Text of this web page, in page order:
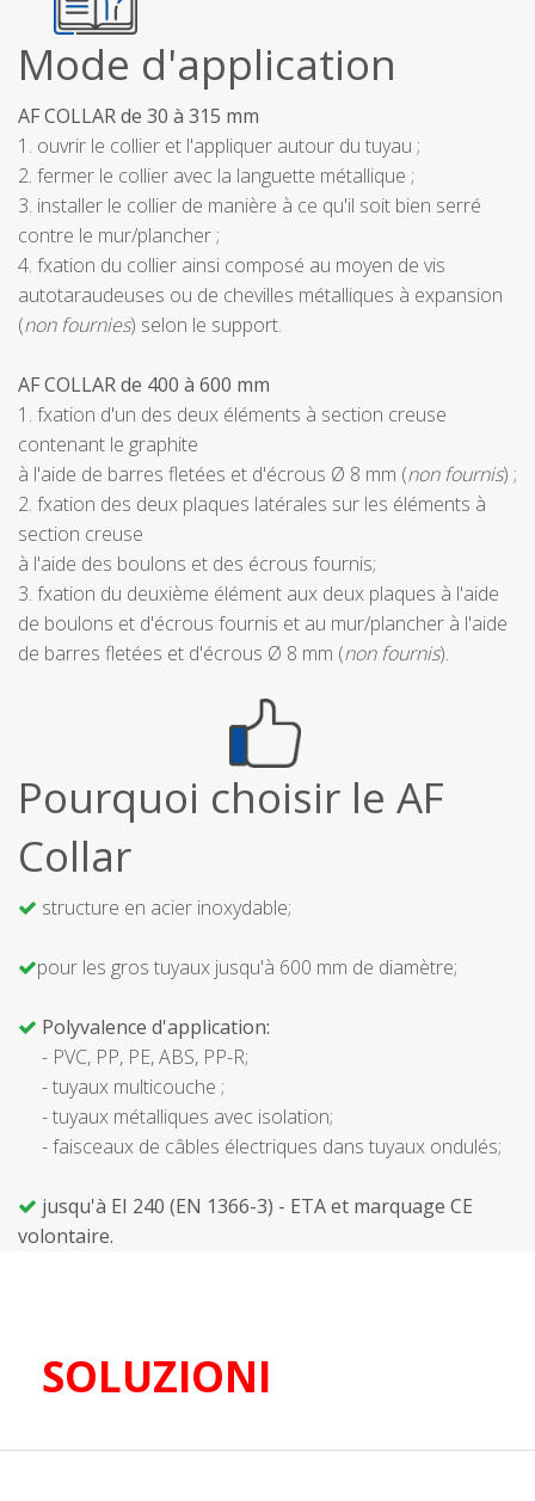
Mode d'application
AF COLLAR de 30 à 315 mm
1. ouvrir le collier et l'appliquer autour du tuyau ;
2. fermer le collier avec la languette métallique ;
3. installer le collier de manière à ce qu'il soit bien serré
contre le mur/plancher ;
4. fxation du collier ainsi composé au moyen de vis
autotaraudeuses ou de chevilles métalliques à expansion
(non fournies) selon le support.
AF COLLAR de 400 à 600 mm
1. fxation d'un des deux éléments à section creuse
contenant le graphite
à l'aide de barres fletées et d'écrous Ø 8 mm (non fournis) ;
2. fxation des deux plaques latérales sur les éléments à
section creuse
à l'aide des boulons et des écrous fournis;
3. fxation du deuxième élément aux deux plaques à l'aide
de boulons et d'écrous fournis et au mur/plancher à l'aide
de barres fletées et d'écrous Ø 8 mm (non fournis).
Pourquoi choisir le AF
Collar
structure en acier inoxydable;
pour les gros tuyaux jusqu'à 600 mm de diamètre;
Polyvalence d'application:
- PVC, PP, PE, ABS, PP-R;
- tuyaux multicouche ;
- tuyaux métalliques avec isolation;
- faisceaux de câbles électriques dans tuyaux ondulés;
jusqu'à EI 240 (EN 1366-3) - ETA et marquage CE
volontaire.
SOLUZIONI